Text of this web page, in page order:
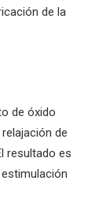
de la
de óxido
de
resultado es